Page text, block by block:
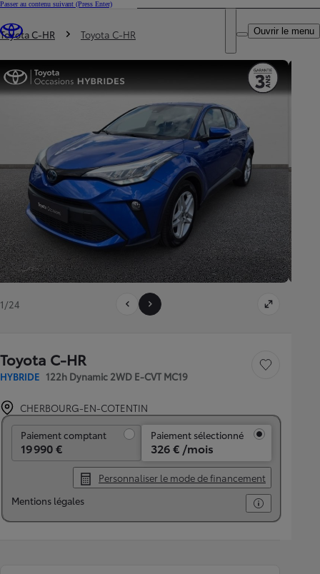
Passer au contenu suivant (Press Enter)
Trouvez un partenaire Toyota
DEALER NAME
Ouvrir le menu
Vous êtes ici
Toyota C-HR Toyota C-HR
1/24
Toyota C-HR
HYBRIDE 122h Dynamic 2WD E-CVT MC19
Sauvegarder le
CHERBOURG-EN-COTENTIN
Paiement comptant
19 990 €
Paiement sélectionné
326 € /mois
Personnaliser le mode de financement
Mentions légales